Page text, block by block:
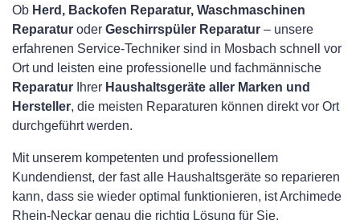
Ob Herd, Backofen Reparatur, Waschmaschinen
Reparatur oder Geschirrspüler Reparatur – unsere
erfahrenen Service-Techniker sind in Mosbach schnell vor
Ort und leisten eine professionelle und fachmännische
Reparatur Ihrer Haushaltsgeräte aller Marken und
Hersteller, die meisten Reparaturen können direkt vor Ort
durchgeführt werden.
Mit unserem kompetenten und professionellem
Kundendienst, der fast alle Haushaltsgeräte so reparieren
kann, dass sie wieder optimal funktionieren, ist Archimede
Rhein-Neckar genau die richtig Lösung für Sie.